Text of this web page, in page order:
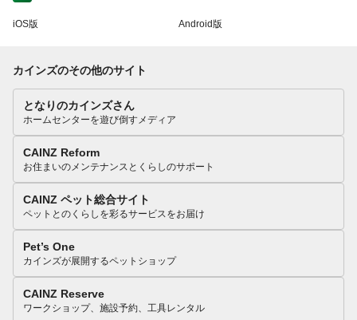
iOS版 Android版
カインズのその他のサイト
となりのカインズさん
ホームセンターを遊び倒すメディア
CAINZ Reform
お住まいのメンテナンスとくらしのサポート
CAINZ ペット総合サイト
ペットとのくらしを彩るサービスをお届け
Pet’s One
カインズが展開するペットショップ
CAINZ Reserve
ワークショップ、施設予約、工具レンタル